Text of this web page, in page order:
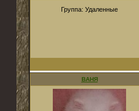
Группа: Удаленные
ВАНЯ